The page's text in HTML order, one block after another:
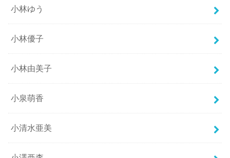
小林ゆう
小林優子
小林由美子
小泉萌香
小清水亜美